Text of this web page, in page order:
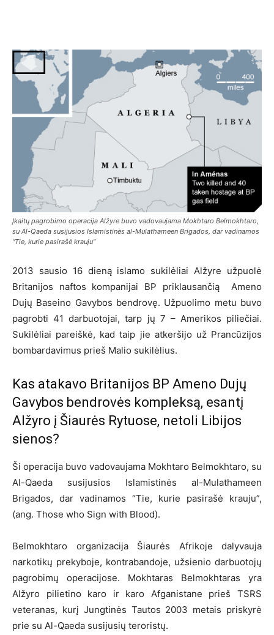
Įkaitų pagrobimo operacija Alžyre buvo vadovaujama Mokhtaro Belmokhtaro,
su Al-Qaeda susijusios Islamistinės al-Mulathameen Brigados, dar vadinamos
“Tie, kurie pasirašė krauju”
2013 sausio 16 dieną islamo sukilėliai Alžyre užpuolė
Britanijos naftos kompanijai BP priklausančią Ameno
Dujų Baseino Gavybos bendrovę. Užpuolimo metu buvo
pagrobti 41 darbuotojai, tarp jų 7 – Amerikos piliečiai.
Sukilėliai pareiškė, kad taip jie atkeršijo už Prancūzijos
bombardavimus prieš Malio sukilėlius.
Kas atakavo Britanijos BP Ameno Dujų
Gavybos bendrovės kompleksą, esantį
Alžyro į Šiaurės Rytuose, netoli Libijos
sienos?
Ši operacija buvo vadovaujama Mokhtaro Belmokhtaro, su
Al-Qaeda susijusios Islamistinės al-Mulathameen
Brigados, dar vadinamos “Tie, kurie pasirašė krauju”,
(ang. Those who Sign with Blood).
Belmokhtaro organizacija Šiaurės Afrikoje dalyvauja
narkotikų prekyboje, kontrabandoje, užsienio darbuotojų
pagrobimų operacijose. Mokhtaras Belmokhtaras yra
Alžyro pilietino karo ir karo Afganistane prieš TSRS
veteranas, kurį Jungtinės Tautos 2003 metais priskyrė
prie su Al-Qaeda susijusių teroristų.